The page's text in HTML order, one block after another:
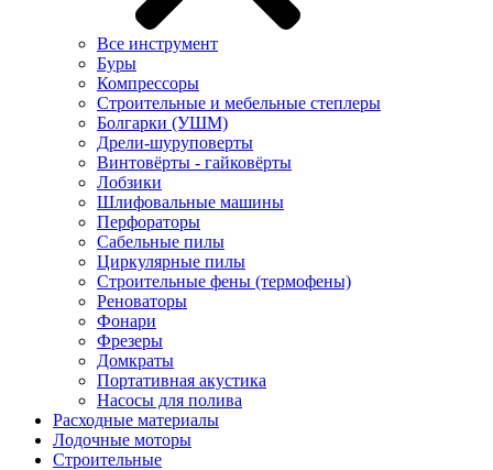
Все инструмент
Буры
Компрессоры
Строительные и мебельные степлеры
Болгарки (УШМ)
Дрели-шуруповерты
Винтовёрты - гайковёрты
Лобзики
Шлифовальные машины
Перфораторы
Сабельные пилы
Циркулярные пилы
Строительные фены (термофены)
Реноваторы
Фонари
Фрезеры
Домкраты
Портативная акустика
Насосы для полива
Расходные материалы
Лодочные моторы
Строительные